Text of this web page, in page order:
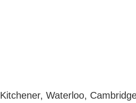
Kitchener, Waterloo,